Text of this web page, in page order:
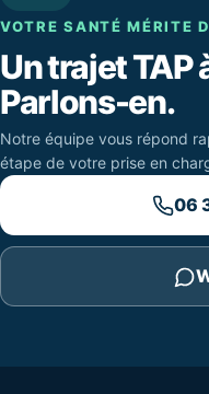
VOTRE SANTÉ MÉRITE
Un trajet TAP
Parlons-en.
Notre équipe vous répond
étape de votre prise en
06